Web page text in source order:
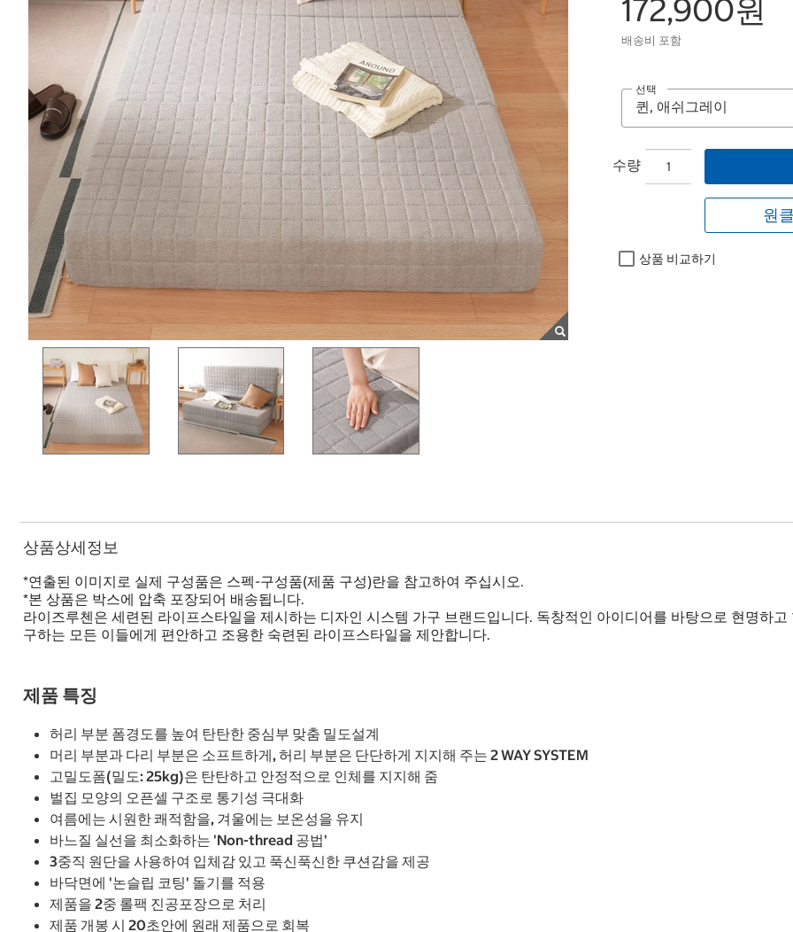
172,900원
배송비 포함
선택
수량
원
상품 비교하기
상품상세정보
*연출된 이미지로 실제 구성품은 스펙-구성품(제품 구성)란을 참고하여 주십시오.
*본 상품은 박스에 압축 포장되어 배송됩니다.
라이즈루첸은 세련된 라이프스타일을 제시하는 디자인 시스템 가구 브랜드입니다. 독창적인 아이디어를 바탕으로 현명하
구하는 모든 이들에게 편안하고 조용한 숙련된 라이프스타일을 제안합니다.
제품 특징
허리 부분 폼경도를 높여 탄탄한 중심부 맞춤 밀도설계
머리 부분과 다리 부분은 소프트하게, 허리 부분은 단단하게 지지해 주는 2 WAY SYSTEM
고밀도폼(밀도: 25kg)은 탄탄하고 안정적으로 인체를 지지해 줌
벌집 모양의 오픈셀 구조로 통기성 극대화
여름에는 시원한 쾌적함을, 겨울에는 보온성을 유지
바느질 실선을 최소화하는 'Non-thread 공법'
3중직 원단을 사용하여 입체감 있고 푹신푹신한 쿠션감을 제공
바닥면에 '논슬립 코팅' 돌기를 적용
제품을 2중 롤팩 진공포장으로 처리
제품 개봉 시 20초안에 원래 제품으로 회복